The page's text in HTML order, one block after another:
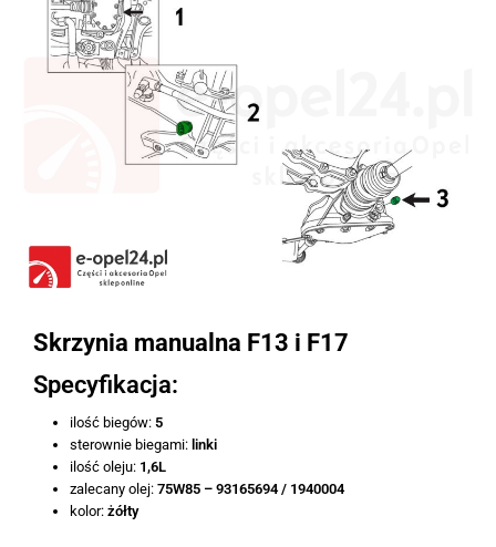
Skrzynia manualna F13 i F17
Specyfikacja:
ilość biegów:5
sterownie biegami: linki
ilość oleju: 1,6L
zalecany olej: 75W85 – 93165694 / 1940004
kolor:żółty